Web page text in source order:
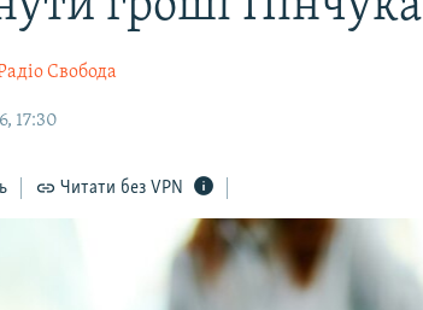
Свобода
17:30
Читати без VPN